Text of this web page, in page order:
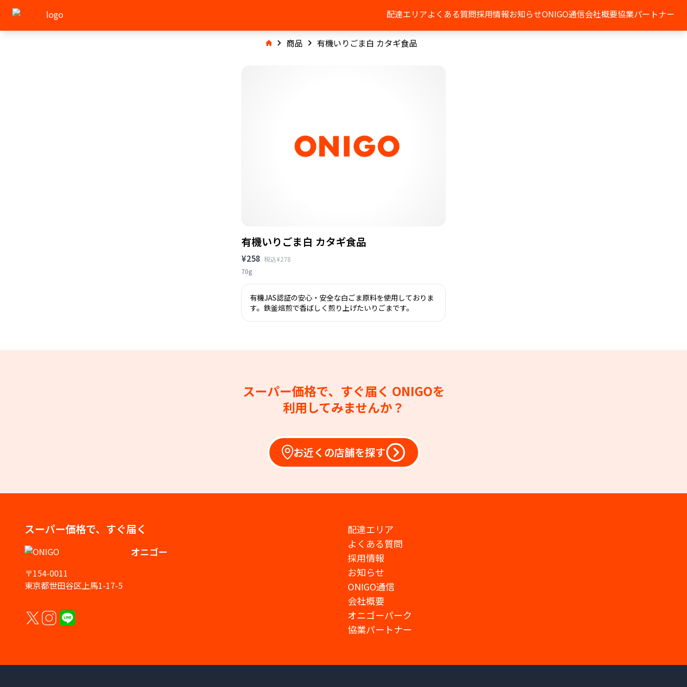
配達エリアよくある質問採用情報お知らせONIGO通信会社概要協業パートナー
商品 有機いりごま白 カタギ食品
有機いりごま白 カタギ食品
¥258 税込¥278
70g
有機JAS認証の安心・安全な白ごま原料を使用しておりま
す。鉄釜焙煎で香ばしく煎り上げたいりごまです。
スーパー価格で、すぐ届く ONIGOを
利用してみませんか？
お近くの店舗を探す
スーパー価格で、すぐ届く
オニゴー
〒154-0011
東京都世田谷区上馬1-17-5
配達エリア
よくある質問
採用情報
お知らせ
ONIGO通信
会社概要
オニゴーパーク
協業パートナー